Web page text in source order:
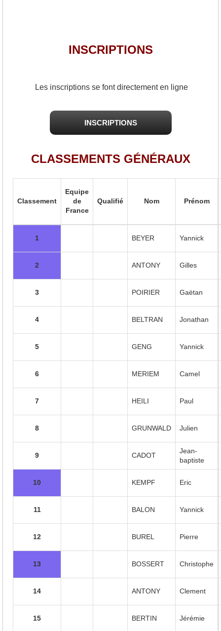
INSCRIPTIONS
Les inscriptions se font directement en ligne
INSCRIPTIONS
CLASSEMENTS GÉNÉRAUX
Classement
Equipe
de
France
Qualifié Nom Prénom
1 BEYER Yannick
2 ANTONY Gilles
3 POIRIER Gaëtan
4 BELTRAN Jonathan
5 GENG Yannick
6 MERIEM Camel
7 HEILI Paul
8 GRUNWALD Julien
9 CADOT
Jean-
baptiste
10 KEMPF Eric
11 BALON Yannick
12 BUREL Pierre
13 BOSSERT Christophe
14 ANTONY Clement
15 BERTIN Jérémie